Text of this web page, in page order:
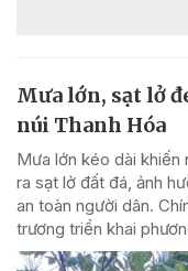
Mưa lớn, sạt lở
núi Thanh Hóa
Mưa lớn kéo dài khiến
ra sạt lở đất đá, ảnh
an toàn người dân.
trương triển khai